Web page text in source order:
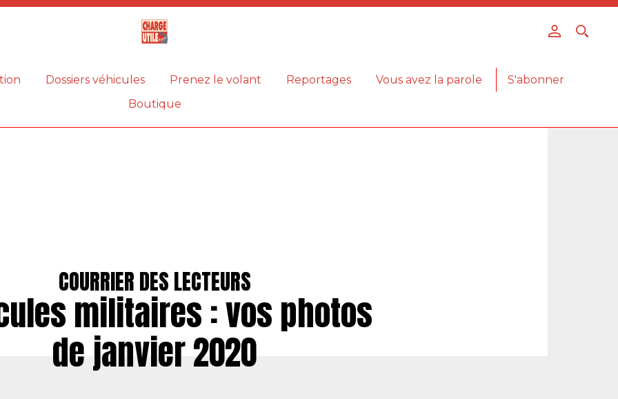
Dossiers véhicules Prenez le volant Reportages Vous avez la parole
S'abonner
Boutique
COURRIER DES LECTEURS
militaires : vos photos
de janvier 2020